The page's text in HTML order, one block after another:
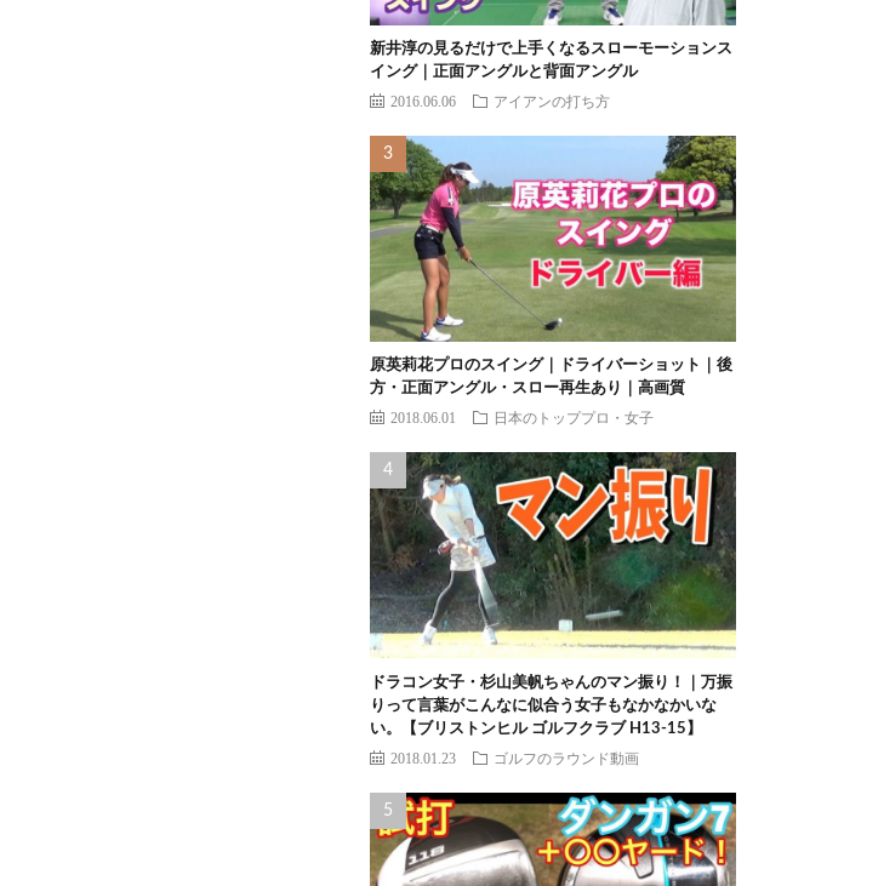
新井淳の見るだけで上手くなるスローモーションス
イング｜正面アングルと背面アングル
2016.06.06 アイアンの打ち方
原英莉花プロのスイング｜ドライバーショット｜後
方・正面アングル・スロー再生あり｜高画質
2018.06.01 日本のトッププロ・女子
ドラコン女子・杉山美帆ちゃんのマン振り！｜万振
りって言葉がこんなに似合う女子もなかなかいな
い。【ブリストンヒル ゴルフクラブ H13-15】
2018.01.23 ゴルフのラウンド動画